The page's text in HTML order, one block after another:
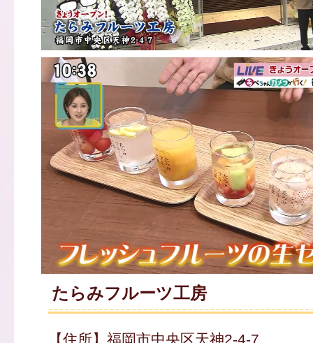
たらみフルーツ工房
【住所】福岡市中央区天神2-4-7